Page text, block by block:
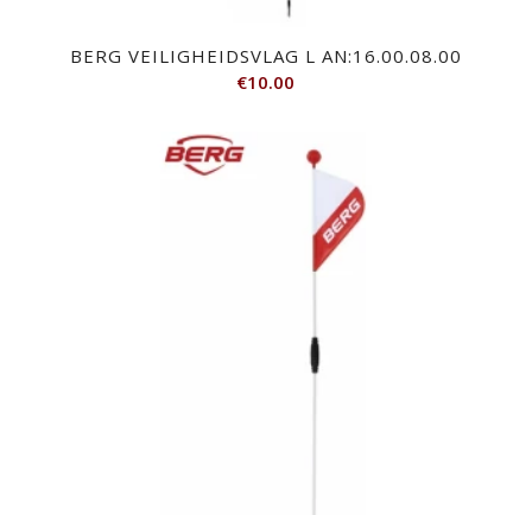
BERG VEILIGHEIDSVLAG L AN:16.00.08.00
€10.00